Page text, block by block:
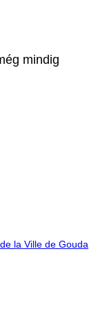
mindig
la Ville de Gouda